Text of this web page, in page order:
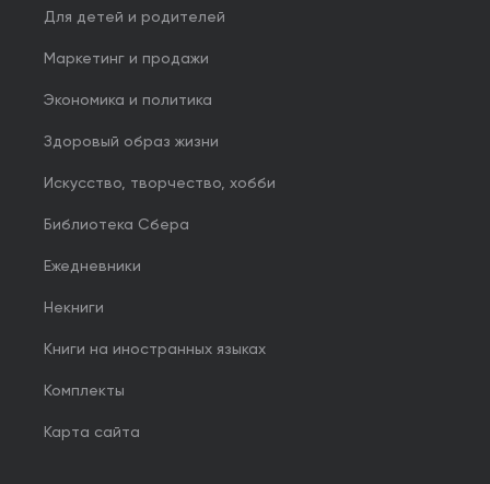
Для детей и родителей
Маркетинг и продажи
Экономика и политика
Здоровый образ жизни
Искусство, творчество, хобби
Библиотека Сбера
Ежедневники
Некниги
Книги на иностранных языках
Комплекты
Карта сайта